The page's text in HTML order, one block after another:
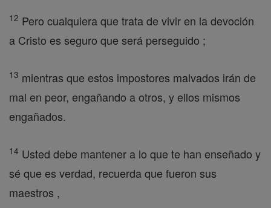
12 Pero cualquiera que trata de vivir en la devoción
a Cristo es seguro que será perseguido ;
13 mientras que estos impostores malvados irán de
mal en peor, engañando a otros, y ellos mismos
engañados.
14 Usted debe mantener a lo que te han enseñado y
sé que es verdad, recuerda que fueron sus
maestros ,